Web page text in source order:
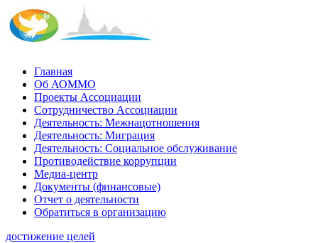
Главная
Об АОММО
Проекты Ассоциации
Сотрудничество Ассоциации
Деятельность: Межнацотношения
Деятельность: Миграция
Деятельность: Социальное обслуживание
Противодействие коррупции
Медиа-центр
Документы (финансовые)
Отчет о деятельности
Обратиться в организацию
достижение целей